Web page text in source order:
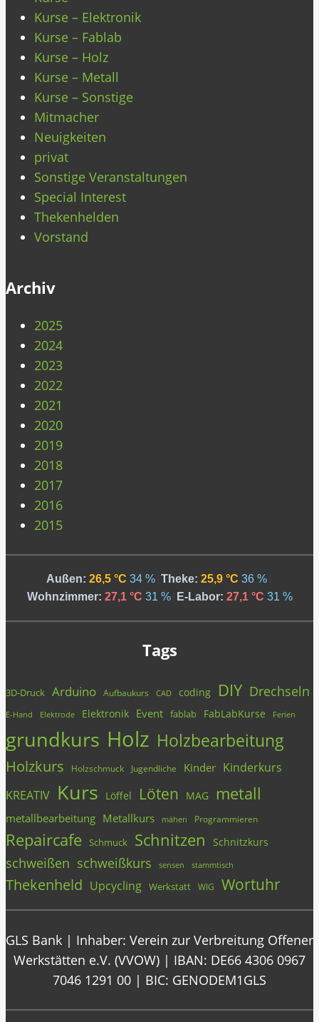
Kurse – Elektronik
Kurse – Fablab
Kurse – Holz
Kurse – Metall
Kurse – Sonstige
Mitmacher
Neuigkeiten
privat
Sonstige Veranstaltungen
Special Interest
Thekenhelden
Vorstand
Archiv
2025
2024
2023
2022
2021
2020
2019
2018
2017
2016
2015
Außen: 26,5 °C 34 % Theke: 25,9 °C 36 %
Wohnzimmer: 27,1 °C 31 % E-Labor: 27,1 °C 31 %
Tags
3D-Druck Arduino Aufbaukurs CAD coding DIY Drechseln
E-Hand Elektrode Elektronik Event fablab FabLabKurse Ferien
grundkurs Holz Holzbearbeitung
Holzkurs Holzschmuck Jugendliche Kinder Kinderkurs
KREATIV Kurs Löffel Löten MAG metall
metallbearbeitung Metallkurs mähen Programmieren
Repaircafe Schmuck Schnitzen Schnitzkurs
schweißen schweißkurs sensen stammtisch
Thekenheld Upcycling Werkstatt WIG Wortuhr
GLS Bank | Inhaber: Verein zur Verbreitung Offener
Werkstätten e.V. (VVOW) | IBAN: DE66 4306 0967
7046 1291 00 | BIC: GENODEM1GLS